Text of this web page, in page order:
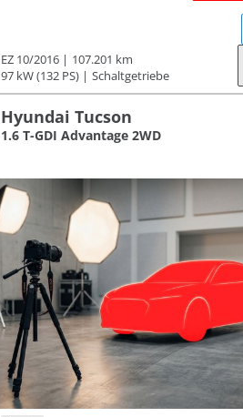
EZ 10/2016
107.201 km
97 kW (132 PS)
Schaltgetriebe
Hyundai Tucson
1.6 T-GDI Advantage 2WD